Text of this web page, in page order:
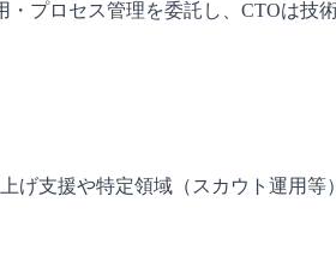
プロセス管理を委託し、CTOは
支援や特定領域（スカウト運用等